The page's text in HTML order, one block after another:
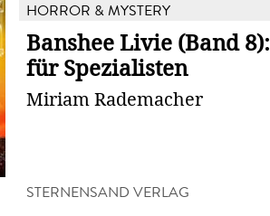
HORROR & MYSTERY
Banshee Livie (Band
für Spezialisten
Miriam Rademacher
STERNENSAND VERLAG